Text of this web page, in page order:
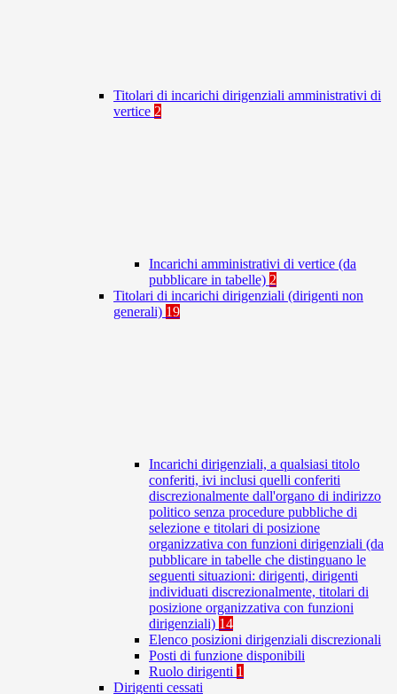
Titolari di incarichi dirigenziali amministrativi di
vertice 2
Incarichi amministrativi di vertice (da
pubblicare in tabelle) 2
Titolari di incarichi dirigenziali (dirigenti non
generali) 19
Incarichi dirigenziali, a qualsiasi titolo
conferiti, ivi inclusi quelli conferiti
discrezionalmente dall'organo di indirizzo
politico senza procedure pubbliche di
selezione e titolari di posizione
organizzativa con funzioni dirigenziali (da
pubblicare in tabelle che distinguano le
seguenti situazioni: dirigenti, dirigenti
individuati discrezionalmente, titolari di
posizione organizzativa con funzioni
dirigenziali) 14
Elenco posizioni dirigenziali discrezionali
Posti di funzione disponibili
Ruolo dirigenti 1
Dirigenti cessati